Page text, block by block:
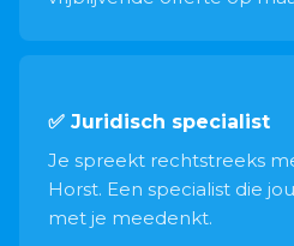
✅ Juridisch specialist
Je spreekt rechtstreeks
Horst. Een specialist die
met je meedenkt.